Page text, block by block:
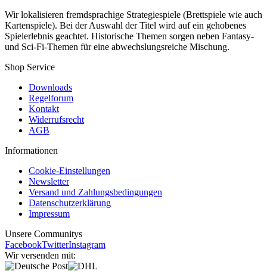
Wir lokalisieren fremdsprachige Strategiespiele (Brettspiele wie auch
Kartenspiele). Bei der Auswahl der Titel wird auf ein gehobenes
Spielerlebnis geachtet. Historische Themen sorgen neben Fantasy-
und Sci-Fi-Themen für eine abwechslungsreiche Mischung.
Shop Service
Downloads
Regelforum
Kontakt
Widerrufsrecht
AGB
Informationen
Cookie-Einstellungen
Newsletter
Versand und Zahlungsbedingungen
Datenschutzerklärung
Impressum
Unsere Communitys
FacebookTwitterInstagram
Wir versenden mit: